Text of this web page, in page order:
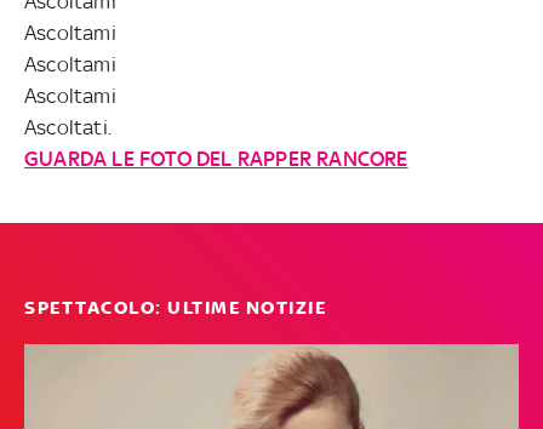
Ascoltami
Ascoltami
Ascoltami
Ascoltati.
GUARDA LE FOTO DEL RAPPER RANCORE
SPETTACOLO: ULTIME NOTIZIE